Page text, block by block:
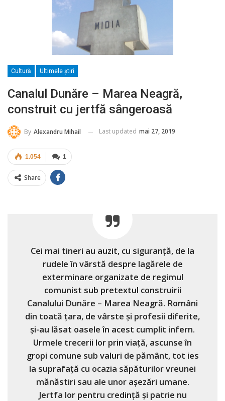
Cultură Ultimele ştiri
Canalul Dunăre – Marea Neagră,
construit cu jertfă sângeroasă
By Alexandru Mihail Last updated mai 27, 2019
1
1.054
Share
Cei mai tineri au auzit, cu siguranţă, de la
rudele în vârstă despre lagărele de
exterminare organizate de regimul
comunist sub pretextul construirii
Canalului Dunăre – Marea Neagră. Români
din toată ţara, de vârste şi profesii diferite,
şi-au lăsat oasele în acest cumplit infern.
Urmele trecerii lor prin viață, ascunse în
gropi comune sub valuri de pământ, tot ies
la suprafaţă cu ocazia săpăturilor vreunei
mănăstiri sau ale unor aşezări umane.
Jertfa lor pentru credinţă şi patrie nu